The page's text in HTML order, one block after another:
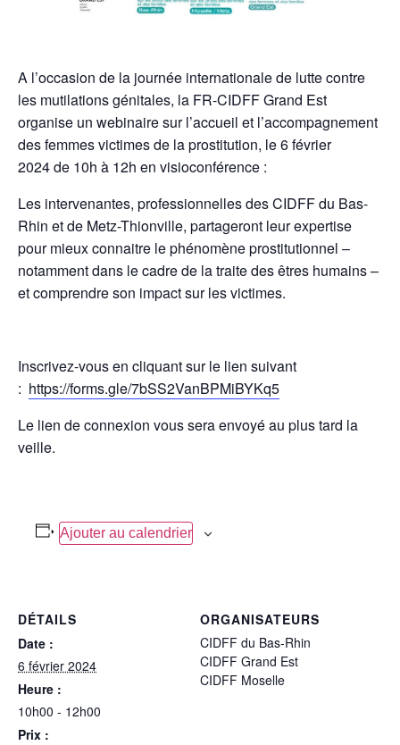
A l’occasion de la journée internationale de lutte contre
les mutilations génitales, la FR-CIDFF Grand Est
organise un webinaire sur l’accueil et l’accompagnement
des femmes victimes de la prostitution, le 6 février
2024 de 10h à 12h en visioconférence :
Les intervenantes, professionnelles des CIDFF du Bas-
Rhin et de Metz-Thionville, partageront leur expertise
pour mieux connaitre le phénomène prostitutionnel –
notamment dans le cadre de la traite des êtres humains –
et comprendre son impact sur les victimes.
Inscrivez-vous en cliquant sur le lien suivant
: https://forms.gle/7bSS2VanBPMiBYKq5
Le lien de connexion vous sera envoyé au plus tard la
veille.
Ajouter au calendrier
DÉTAILS
Date :
6 février 2024
Heure :
10h00 - 12h00
Prix :
ORGANISATEURS
CIDFF du Bas-Rhin
CIDFF Grand Est
CIDFF Moselle